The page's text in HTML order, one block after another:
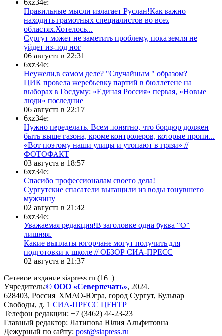
6xz34e:
Правильные мысли излагает Руслан!Как важно
находить грамотных специалистов во всех
областях.Хотелось...
Сургут может не заметить проблему, пока земля не
уйдет из-под ног
06 августа в 22:31
6xz34e:
Неужели,в самом деле? "Случайным " образом?
ЦИК провела жеребьевку партий в бюллетене на
выборах в Госдуму: «Единая Россия» первая, «Новые
люди» последние
06 августа в 22:17
6xz34e:
Нужно переделать. Всем понятно, что бордюр должен
быть выше газона, кроме контролеров, которые пропи...
«Вот поэтому наши улицы и утопают в грязи» //
ФОТОФАКТ
03 августа в 18:57
6xz34e:
Спасибо профессионалам своего дела!
Сургутские спасатели вытащили из воды тонувшего
мужчину
02 августа в 21:42
6xz34e:
Уважаемая редакция!В заголовке одна буква "О"
лишняя.
Какие выплаты югорчане могут получить для
подготовки к школе // ОБЗОР СИА-ПРЕСС
02 августа в 21:37
Сетевое издание siapress.ru (16+)
Учредитель:© ООО «Северпечать», 2024.
628403, Россия, ХМАО-Югра, город Сургут, Бульвар
Свободы, д. 1 СИА-ПРЕСС ЦЕНТР
Телефон редакции: +7 (3462) 44-23-23
Главный редактор: Латипова Юлия Альфитовна
Дежурный по сайту: post@siapress.ru